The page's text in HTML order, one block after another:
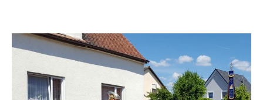
Kooperationen